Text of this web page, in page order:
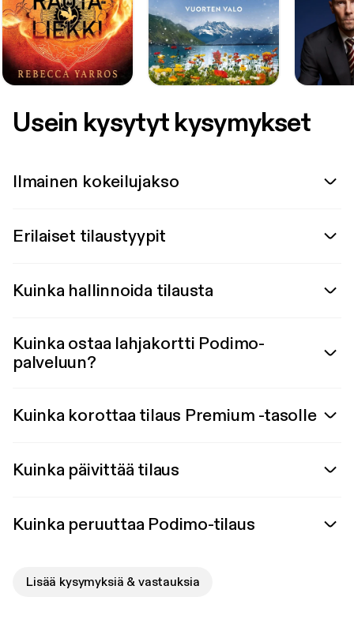
Usein kysytyt kysymykset
Ilmainen kokeilujakso
Erilaiset tilaustyypit
Kuinka hallinnoida tilausta
Kuinka ostaa lahjakortti Podimo-
palveluun?
Kuinka korottaa tilaus Premium -tasolle
Kuinka päivittää tilaus
Kuinka peruuttaa Podimo-tilaus
Lisää kysymyksiä & vastauksia